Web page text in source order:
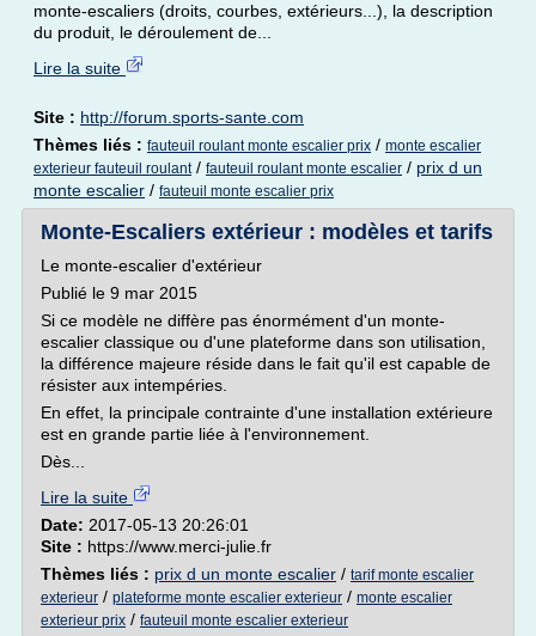
monte-escaliers (droits, courbes, extérieurs...), la description
du produit, le déroulement de...
Lire la suite
Site : http://forum.sports-sante.com
Thèmes liés : fauteuil roulant monte escalier prix / monte escalier
exterieur fauteuil roulant/ fauteuil roulant monte escalier / prix d un
monte escalier / fauteuil monte escalier prix
Monte-Escaliers extérieur : modèles et tarifs
Le monte-escalier d'extérieur
Publié le 9 mar 2015
Si ce modèle ne diffère pas énormément d'un monte-
escalier classique ou d'une plateforme dans son utilisation,
la différence majeure réside dans le fait qu'il est capable de
résister aux intempéries.
En effet, la principale contrainte d'une installation extérieure
est en grande partie liée à l'environnement.
Dès...
Lire la suite
Date: 2017-05-13 20:26:01
Site : https://www.merci-julie.fr
Thèmes liés : prix d un monte escalier / tarif monte escalier
exterieur / plateforme monte escalier exterieur / monte escalier
exterieur prix / fauteuil monte escalier exterieur